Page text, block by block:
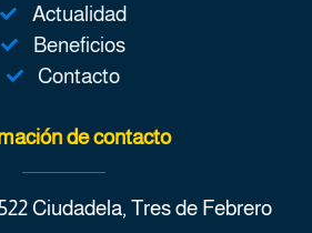
Actualidad
Beneficios
Contacto
de contacto
Ciudadela, Tres de Febrero